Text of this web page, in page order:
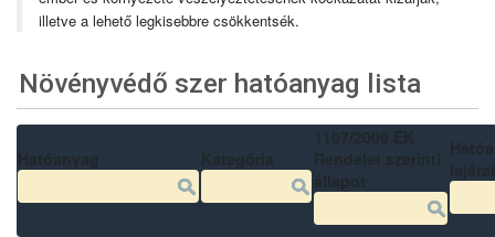
illetve a lehető legkisebbre csökkentsék.
Növényvédő szer hatóanyag lista